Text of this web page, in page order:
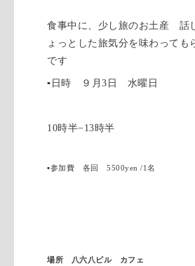
食事中に、少し旅のお土産 話
ょっとした旅気分を味わっても
です
▪️日時 ９月3日 水曜日
10時半−13時半
▪️参加費 各回 5500yen /1名
場所 八六八ビル カフェ